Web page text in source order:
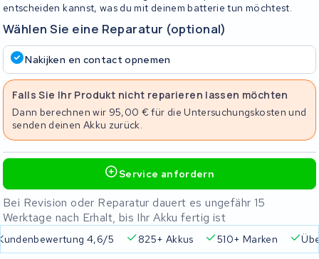
entscheiden kannst, was du mit deinem batterie tun möchtest.
Wählen Sie eine Reparatur (optional)
Nakijken en contact opnemen
Falls Sie Ihr Produkt nicht reparieren lassen möchten
Dann berechnen wir 95,00 € für die Untersuchungskosten und
senden deinen Akku zurück.
Service anfordern
Bei Revision oder Reparatur dauert es ungefähr 15
Werktage nach Erhalt, bis Ihr Akku fertig ist
4,6/5 825+ Akkus 510+ Marken